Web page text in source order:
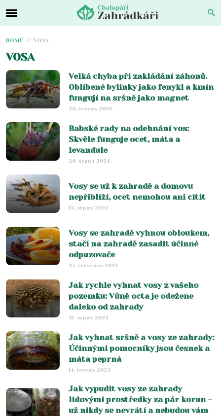
DOMŮ VOSA
VOSA
Velká chyba při zakládání záhonů.
Oblíbené bylinky jako fenykl a kmín
fungují na sršně jako magnet
20. června 2026
Babské rady na odehnání vos:
Skvěle funguje ocet, máta a
levandule
20. srpna 2024
Vosy se už k zahradě a domovu
nepřiblíží, ocet nemohou ani cítit
13. srpna 2024
Vosy se zahradě vyhnou obloukem,
stačí na zahradě zasadit účinné
odpuzovače
27. července 2024
Jak rychle vyhnat vosy z vašeho
pozemku: Vůně octa je odežene
daleko od zahrady
21. srpna 2023
Jak vyhnat sršně a vosy ze zahrady:
Účinnými pomocníky jsou česnek a
máta peprná
14. června 2023
Jak vypudit vosy ze zahrady
lidovými prostředky za pár korun –
už nikdy se nevrátí a nebudou vám